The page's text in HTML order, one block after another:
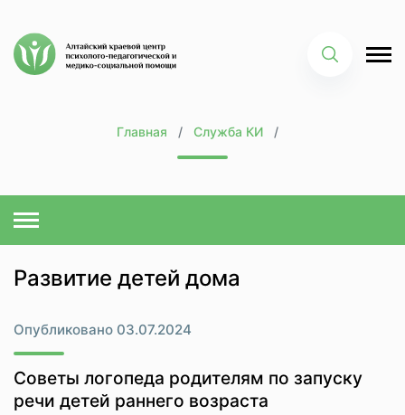
Главная Служба КИ
Развитие детей дома
Опубликовано 03.07.2024
Советы логопеда родителям по запуску
речи детей раннего возраста